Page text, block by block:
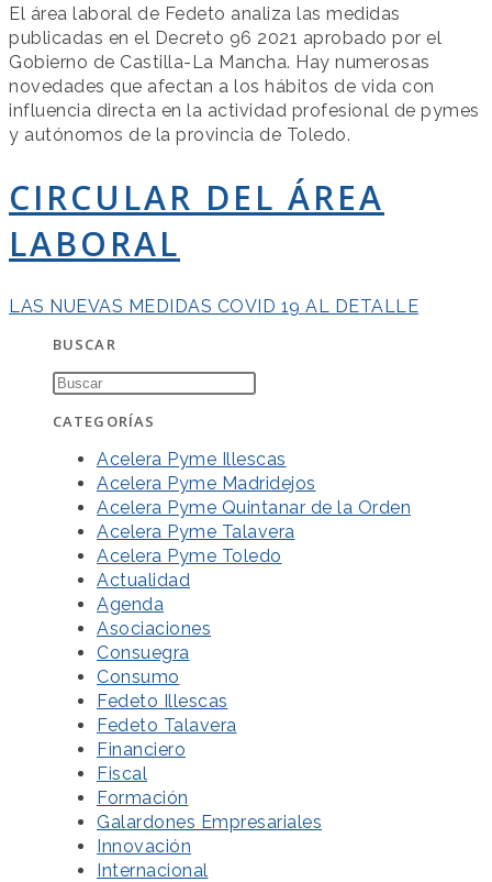
El área laboral de Fedeto analiza las medidas
publicadas en el Decreto 96 2021 aprobado por el
Gobierno de Castilla-La Mancha. Hay numerosas
novedades que afectan a los hábitos de vida con
influencia directa en la actividad profesional de pymes
y autónomos de la provincia de Toledo.
CIRCULAR DEL ÁREA
LABORAL
LAS NUEVAS MEDIDAS COVID 19 AL DETALLE
BUSCAR
CATEGORÍAS
Acelera Pyme Illescas
Acelera Pyme Madridejos
Acelera Pyme Quintanar de la Orden
Acelera Pyme Talavera
Acelera Pyme Toledo
Actualidad
Agenda
Asociaciones
Consuegra
Consumo
Fedeto Illescas
Fedeto Talavera
Financiero
Fiscal
Formación
Galardones Empresariales
Innovación
Internacional